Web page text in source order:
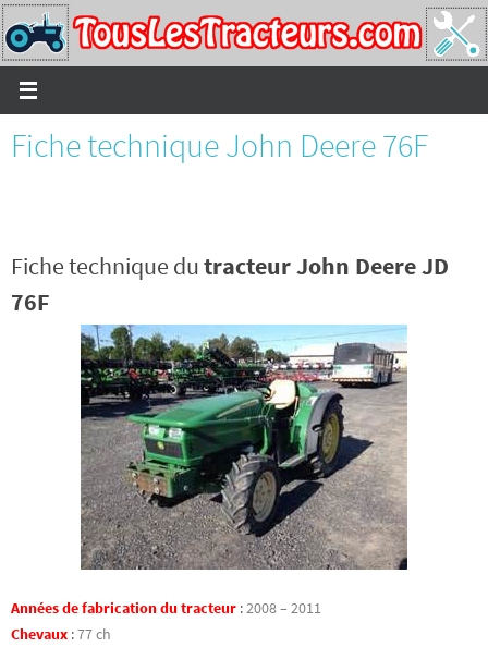
Passer
vers
le
contenu
Fiche technique John Deere 76F
Fiche technique dutracteur John Deere JD
76F
Années de fabrication du tracteur :2008 – 2011
Chevaux :77 ch